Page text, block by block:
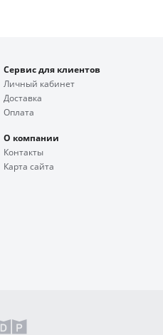
Сервис для клиентов
Личный кабинет
Доставка
Оплата
О компании
Контакты
Карта сайта